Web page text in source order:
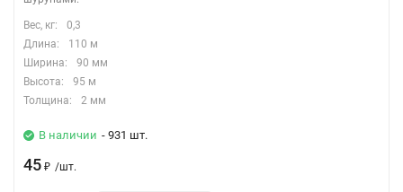
Вес, кг:
0,3
Длина:
110 м
Ширина:
90 мм
Высота:
95 м
Толщина:
2 мм
В наличии - 931 шт.
45 ₽ /шт.